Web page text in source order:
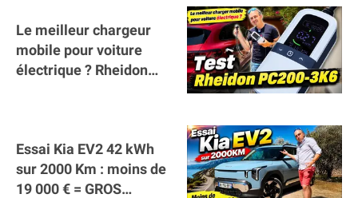
Le meilleur chargeur
mobile pour voiture
électrique ? Rheidon
Essai Kia EV2 42 kWh
sur 2000 Km : moins de
19 000 € = GROS